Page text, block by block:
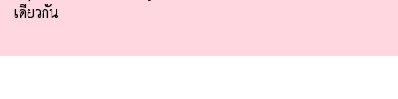
เดียวกัน